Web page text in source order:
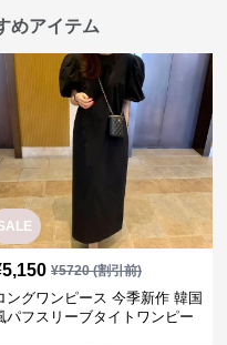
めアイテム
5,150 ¥5720(割引前)
ングワンピース 今季新作 韓国
パフスリーブタイトワンピー